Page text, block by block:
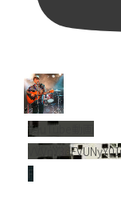
YouTube動画
F